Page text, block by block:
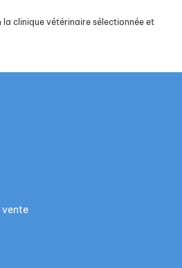
clinique vétérinaire sélectionnée et